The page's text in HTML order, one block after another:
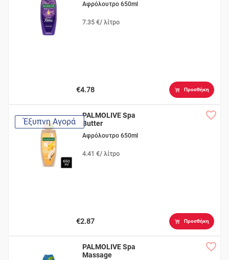
Αφρόλουτρο 650ml
7.35 €/ λίτρο
€4.78 Προσθήκη
Έξυπνη Αγορά
PALMOLIVE Spa
Butter
Αφρόλουτρο 650ml
4.41 €/ λίτρο
€2.87 Προσθήκη
PALMOLIVE Spa
Massage